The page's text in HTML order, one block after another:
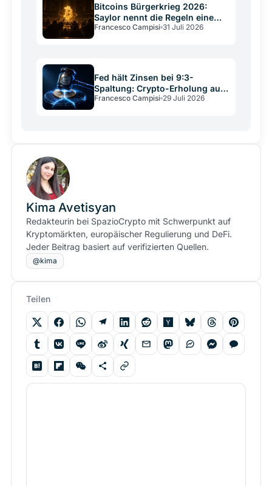
Bitcoins Bürgerkrieg 2026:
Saylor nennt die Regeln eine
Verfassung
Francesco Campisi 31 Juli 2026
Fed hält Zinsen bei 9:3-
Spaltung: Crypto-Erholung auf
wackligem Grund
Francesco Campisi 29 Juli 2026
Kima Avetisyan
Redakteurin bei SpazioCrypto mit Schwerpunkt auf
Kryptomärkten, europäischer Regulierung und DeFi.
Jeder Beitrag basiert auf verifizierten Quellen.
@kima
Teilen